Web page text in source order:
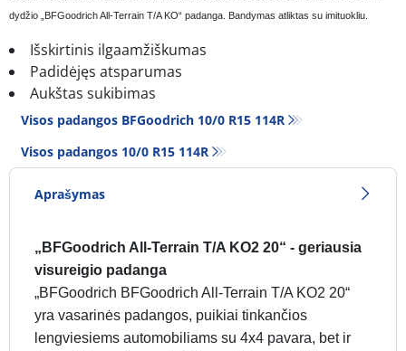
dydžio „BFGoodrich All-Terrain T/A KO“ padanga. Bandymas atliktas su imituokliu.
Išskirtinis ilgaamžiškumas
Padidėjęs atsparumas
Aukštas sukibimas
Visos padangos BFGoodrich 10/0 R15 114R
Visos padangos‎ 10/0 R15 114R
Aprašymas
„BFGoodrich All-Terrain T/A KO2 20“ - geriausia
visureigio padanga
„BFGoodrich BFGoodrich All-Terrain T/A KO2 20“
yra vasarinės padangos, puikiai tinkančios
lengviesiems automobiliams su 4x4 pavara, bet ir